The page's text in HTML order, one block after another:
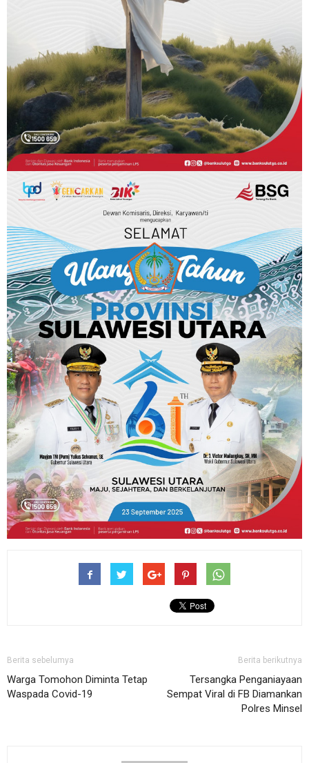
Berita sebelumya
Warga Tomohon Diminta Tetap
Waspada Covid-19
Berita berikutnya
Tersangka Penganiayaan
Sempat Viral di FB Diamankan
Polres Minsel